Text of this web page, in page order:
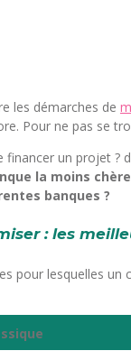
les démarches de
Pour ne pas se
financer un projet
la moins
banques ?
: les
pour lesquelles